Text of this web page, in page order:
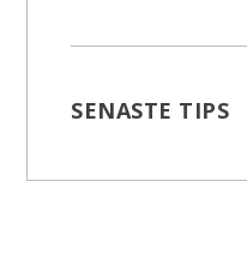
SENASTE TIPS